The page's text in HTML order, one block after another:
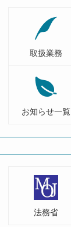
取扱業務
お知らせ一覧
法務省